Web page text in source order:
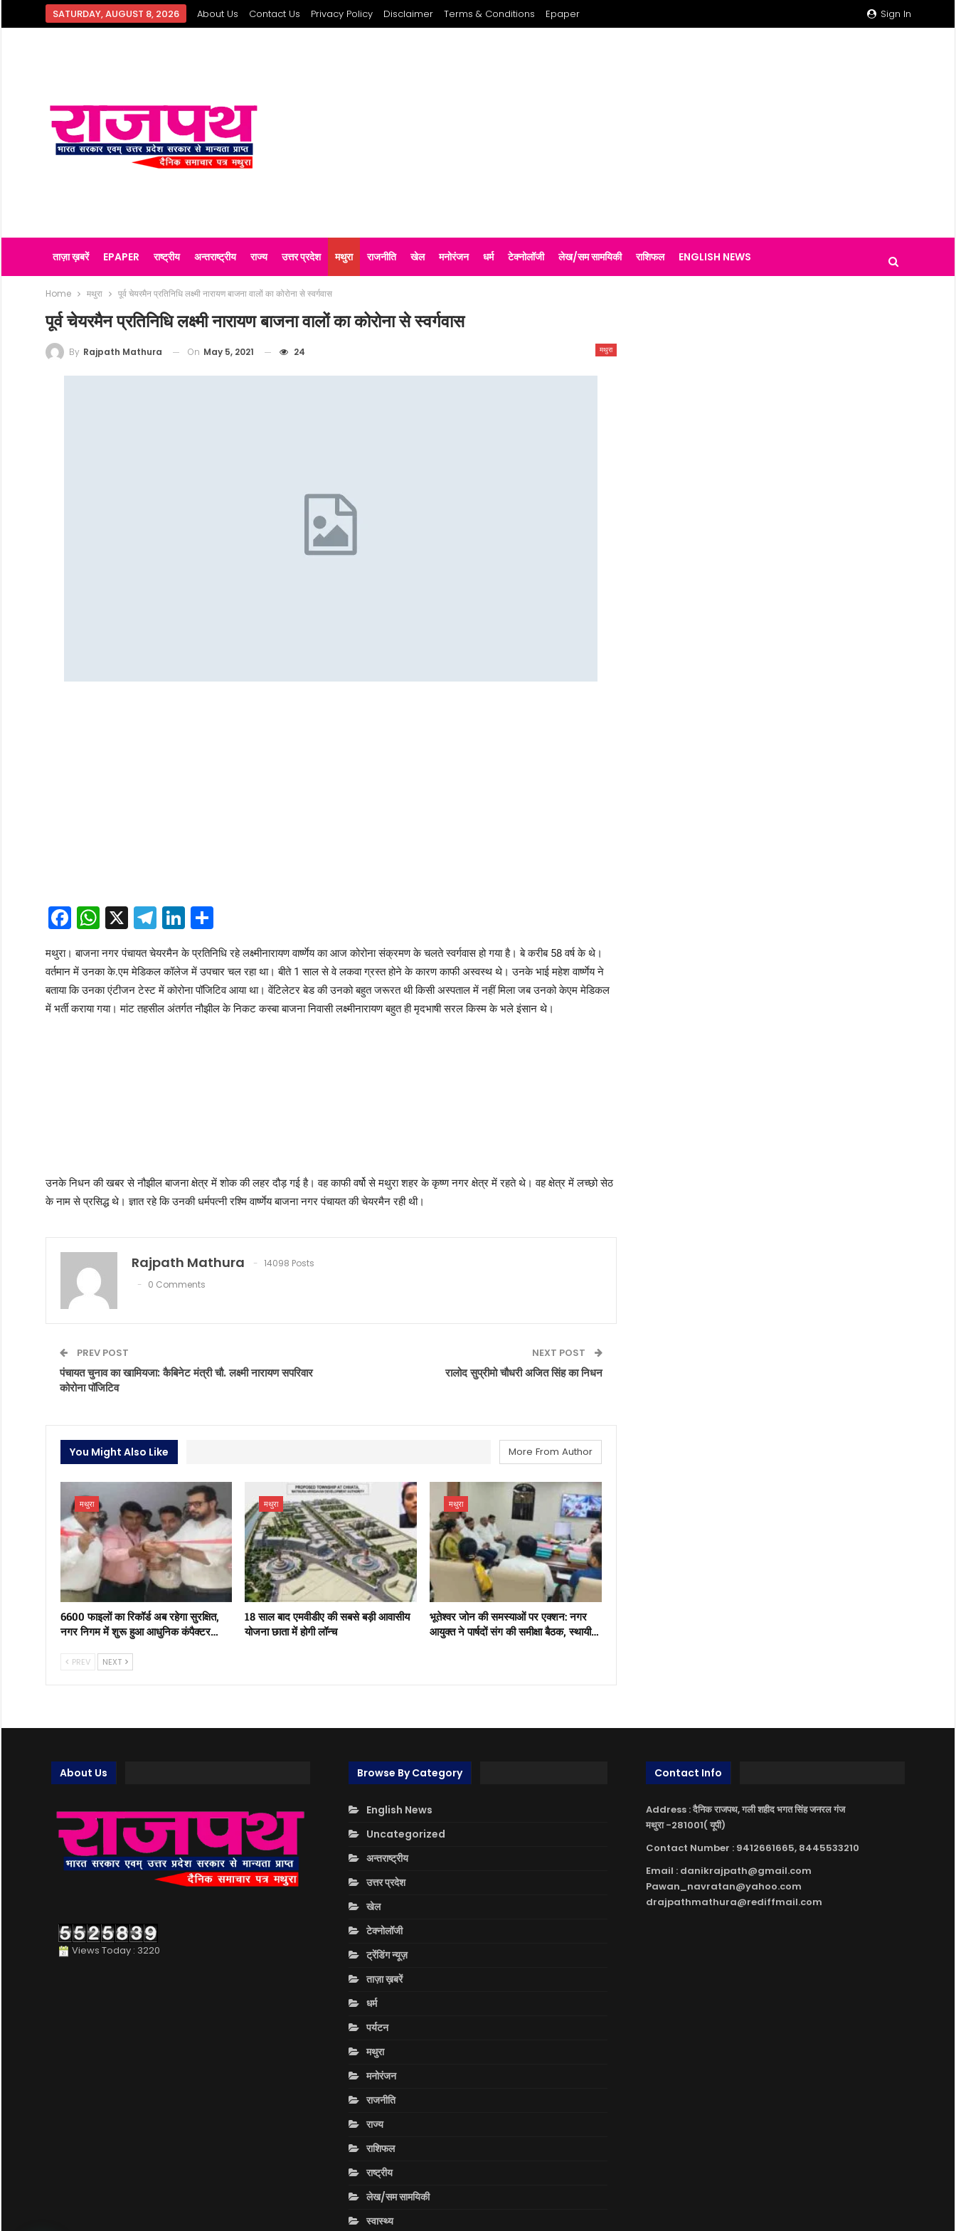
Sign In
SATURDAY, AUGUST 8, 2026 About Us Contact Us Privacy Policy Disclaimer Terms & Conditions Epaper
ताज़ा ख़बरें EPAPER राष्ट्रीय अन्तराष्ट्रीय राज्य उत्तर प्रदेश मथुरा राजनीति खेल मनोरंजन धर्म टेक्नोलॉजी लेख/सम सामयिकी राशिफल ENGLISH NEWS
Home मथुरा पूर्व चेयरमैन प्रतिनिधि लक्ष्मी नारायण बाजना वालों का कोरोना से स्वर्गवास
पूर्व चेयरमैन प्रतिनिधि लक्ष्मी नारायण बाजना वालों का कोरोना से स्वर्गवास
मथुरा
By Rajpath Mathura On May 5, 2021 24
Facebook
WhatsApp
X Telegram
LinkedIn
Share
मथुरा। बाजना नगर पंचायत चेयरमैन के प्रतिनिधि रहे लक्ष्मीनारायण वार्ष्णेय का आज कोरोना संक्रमण के चलते स्वर्गवास हो गया है। बे करीब 58 वर्ष के थे।
वर्तमान में उनका के.एम मेडिकल कॉलेज में उपचार चल रहा था। बीते 1 साल से वे लकवा ग्रस्त होने के कारण काफी अस्वस्थ थे। उनके भाई महेश वार्ष्णेय ने
बताया कि उनका एंटीजन टेस्ट में कोरोना पॉजिटिव आया था। वेंटिलेटर बेड की उनको बहुत जरूरत थी किसी अस्पताल में नहीं मिला जब उनको केएम मेडिकल
में भर्ती कराया गया। मांट तहसील अंतर्गत नौझील के निकट कस्बा बाजना निवासी लक्ष्मीनारायण बहुत ही मृदभाषी सरल किस्म के भले इंसान थे।
उनके निधन की खबर से नौझील बाजना क्षेत्र में शोक की लहर दौड़ गई है। वह काफी वर्षो से मथुरा शहर के कृष्ण नगर क्षेत्र में रहते थे। वह क्षेत्र में लच्छो सेठ
के नाम से प्रसिद्ध थे। ज्ञात रहे कि उनकी धर्मपत्नी रश्मि वार्ष्णेय बाजना नगर पंचायत की चेयरमैन रही थी।
Rajpath Mathura
14098 Posts
0 Comments
PREV POST
पंचायत चुनाव का खामियजा: कैबिनेट मंत्री चौ. लक्ष्मी नारायण सपरिवार
कोरोना पॉजिटिव
NEXT POST
रालोद सुप्रीमो चौधरी अजित सिंह का निधन
You Might Also Like More From Author
मथुरा
6600 फाइलों का रिकॉर्ड अब रहेगा सुरक्षित,
नगर निगम में शुरू हुआ आधुनिक कंपैक्टर…
मथुरा
18 साल बाद एमवीडीए की सबसे बड़ी आवासीय
योजना छाता में होगी लॉन्च
मथुरा
भूतेश्वर जोन की समस्याओं पर एक्शन: नगर
आयुक्त ने पार्षदों संग की समीक्षा बैठक, स्थायी…
PREV NEXT
About Us
Views Today : 3220
Browse By Category
English News
Uncategorized
अन्तराष्ट्रीय
उत्तर प्रदेश
खेल
टेक्नोलॉजी
ट्रेंडिंग न्यूज़
ताज़ा ख़बरें
धर्म
पर्यटन
मथुरा
मनोरंजन
राजनीति
राज्य
राशिफल
राष्ट्रीय
लेख/सम सामयिकी
स्वास्थ्य
Contact Info
Address : दैनिक राजपथ, गली शहीद भगत सिंह जनरल गंज
मथुरा -281001( यूपी)
Contact Number : 9412661665, 8445533210
Email : danikrajpath@gmail.com
Pawan_navratan@yahoo.com
drajpathmathura@rediffmail.com